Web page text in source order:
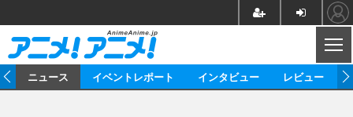
ニュース イベントレポート インタビュー レビュー